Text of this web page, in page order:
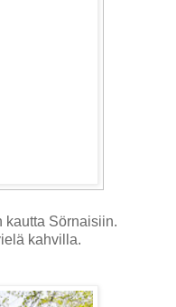
kautta Sörnaisiin.
kahvilla.